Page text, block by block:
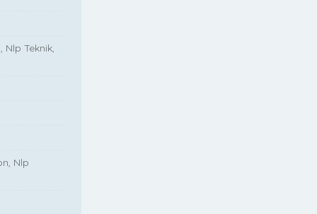
Nlp Teknik,
Nlp